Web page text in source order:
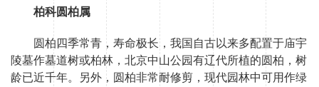
柏科圆柏属
圆柏四季常青，寿命极长，我国自古以来多配置于庙宇
陵墓作墓道树或柏林，北京中山公园有辽代所植的圆柏，树
龄已近千年。另外，圆柏非常耐修剪，现代园林中可用作绿